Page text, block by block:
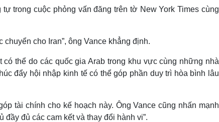
trong cuộc phỏng vấn đăng trên tờ New York Times cùng
cho Iran”, ông Vance khẳng định.
thể do các quốc gia Arab trong khu vực cùng những nhà
đẩy hội nhập kinh tế có thể góp phần duy trì hòa bình lâu
tài chính cho kế hoạch này. Ông Vance cũng nhấn mạnh
đầy đủ các cam kết và thay đổi hành vi”.